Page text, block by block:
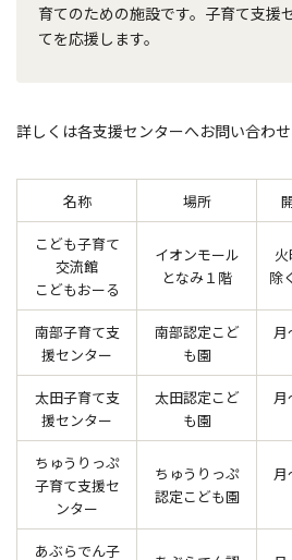
育てのための施設です。子育て支援
てを応援します。
詳しくは各支援センターへお問い合わせ
名称 場所
こども子育て
交流館
こどもおーる
イオンモール
となみ１階
除
南部子育て支
援センター
南部認定こど
も園
月
太田子育て支
援センター
太田認定こど
も園
月
ちゅうりっぷ
子育て支援セ
ンター
ちゅうりっぷ
認定こども園
月
あぶらでん子